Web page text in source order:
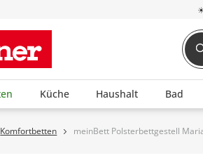
Küche Haushalt Bad
Komfortbetten meinBett Polsterbettgestell